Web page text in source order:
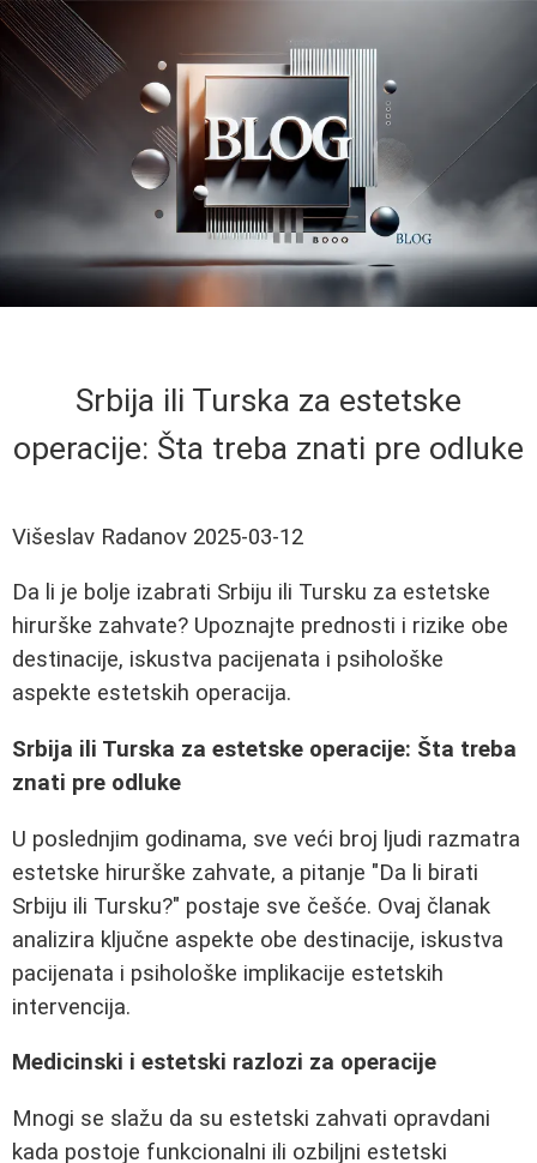
Srbija ili Turska za estetske
operacije: Šta treba znati pre odluke
Višeslav Radanov 2025-03-12
Da li je bolje izabrati Srbiju ili Tursku za estetske
hirurške zahvate? Upoznajte prednosti i rizike obe
destinacije, iskustva pacijenata i psihološke
aspekte estetskih operacija.
Srbija ili Turska za estetske operacije: Šta treba
znati pre odluke
U poslednjim godinama, sve veći broj ljudi razmatra
estetske hirurške zahvate, a pitanje "Da li birati
Srbiju ili Tursku?" postaje sve češće. Ovaj članak
analizira ključne aspekte obe destinacije, iskustva
pacijenata i psihološke implikacije estetskih
intervencija.
Medicinski i estetski razlozi za operacije
Mnogi se slažu da su estetski zahvati opravdani
kada postoje funkcionalni ili ozbiljni estetski